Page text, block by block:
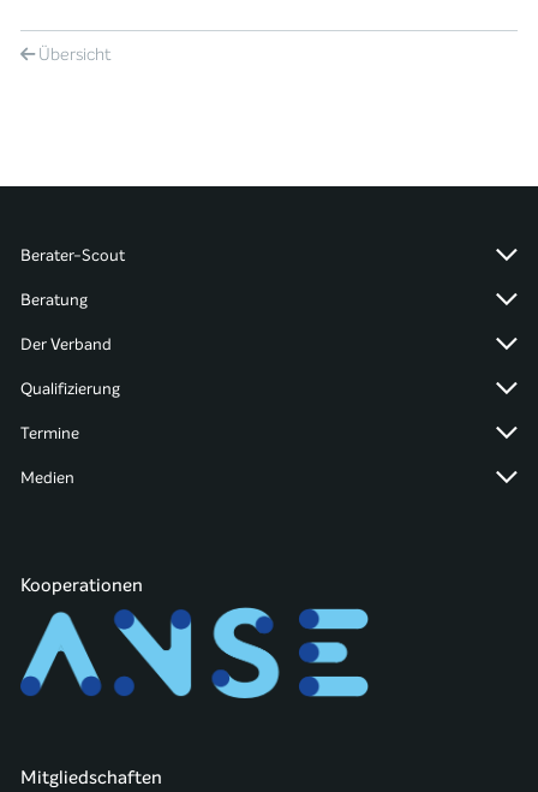
Übersicht
Berater-Scout
Beratung
Der Verband
Qualifizierung
Termine
Medien
Kooperationen
Mitgliedschaften